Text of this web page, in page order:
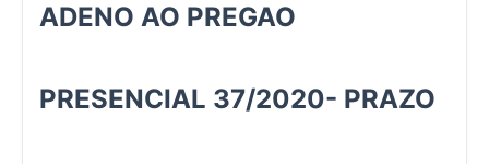
ADENO AO PREGAO
PRESENCIAL 37/2020- PRAZO